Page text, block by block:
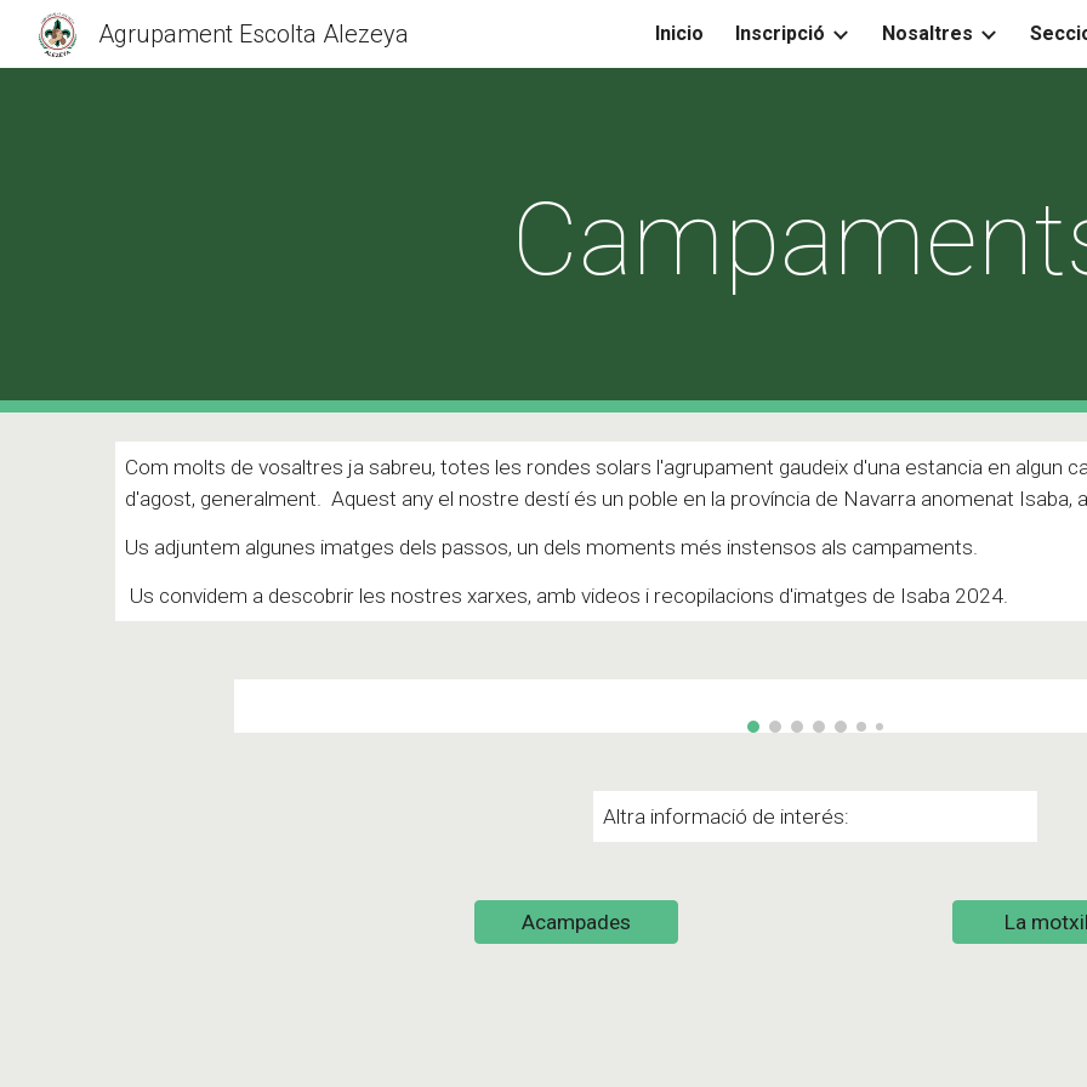
Skip to main content Skip to
Agrupament Escolta Alezeya Inicio Inscripció Nosaltres
Com molts de vosaltres ja sabreu, totes les rondes solars l'agrupament gaudeix d'una estancia en algun
d'agost, generalment. Aquest any el nostre destí és un poble en la província de Navarraanomenat Isaba,
Us adjuntem algunes imatges dels passos, un dels moments més instensos als campaments.
Us convidem a descobrir les nostres xarxes, amb videos i recopilacions d'imatges de Isaba 2024.
Altra informació de interés:
Acampades La